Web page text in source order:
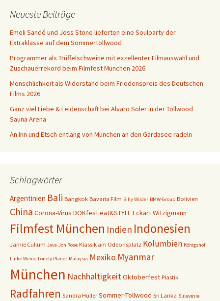
Neueste Beiträge
Emeli Sandé und Joss Stone lieferten eine Soulparty der
Extraklasse auf dem Sommertollwood
Programmer als Trüffelschweine mit exzellenter Filmauswahl und
Zuschauerrekord beim Filmfest München 2026
Menschlichkeit als Widerstand beim Friedenspreis des Deutschen
Films 2026
Ganz viel Liebe & Leidenschaft bei Alvaro Soler in der Tollwood
Sauna Arena
An Inn und Etsch entlang von München an den Gardasee radeln
Schlagwörter
Argentinien Bali Bangkok Bavaria Film Billy Wilder BMW-Group Bolivien
China Corona-Virus DOKfesteat&STYLEEckart Witzigmann
Filmfest München Indien Indonesien
Jamie Cullum Java Jon Rose Klassik am Odeonsplatz Kolumbien Königshof
Linke Weine Lonely Planet Malaysia Mexiko Myanmar
München NachhaltigkeitOktoberfest Plastik
Radfahren Sandra Hüller Sommer-Tollwood Sri Lanka Sulavesie